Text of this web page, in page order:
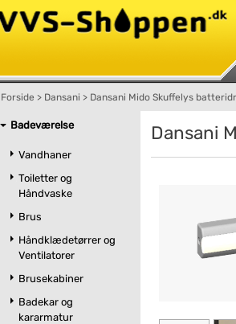
Forside > Dansani > Dansani Mido Skuffelys
Badeværelse
Vandhaner
Toiletter og
Håndvaske
Brus
Håndklædetørrer og
Ventilatorer
Brusekabiner
Badekar og
kararmatur
Dansani